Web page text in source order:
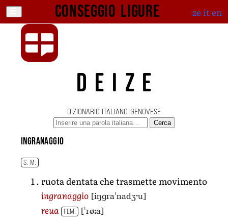
Conseggio ligure ze iten
DEIZE
DIZIONARIO ITALIANO-GENOVESE
Cerca
ingranaggio
S. M.
ruota dentata che trasmette movimento
ingranaggio [iŋɡraˈnadʒˑu]
reua FEM. [ˈrøːa]